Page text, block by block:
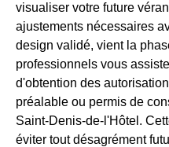
visualiser votre future
ajustements nécessaires
design validé, vient la
professionnels vous
d'obtention des
préalable ou permis de
Saint-Denis-de-l'Hôtel.
éviter tout désagrément